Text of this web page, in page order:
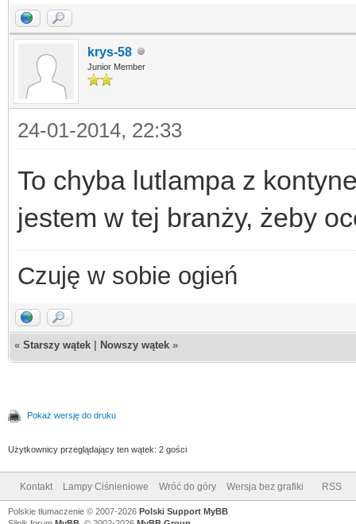
krys-58
Junior Member
24-01-2014, 22:33
To chyba lutlampa z
jestem w tej branży, żeby
Czuję w sobie ogień
« Starszy wątek Nowszy wątek »
Pokaż wersję do druku
Użytkownicy przeglądający ten wątek: 2 gości
Kontakt Lampy Ciśnieniowe Wróć do góry Wersja bez grafiki RSS
Polskie tłumaczenie © 2007-2026 Polski Support MyBB